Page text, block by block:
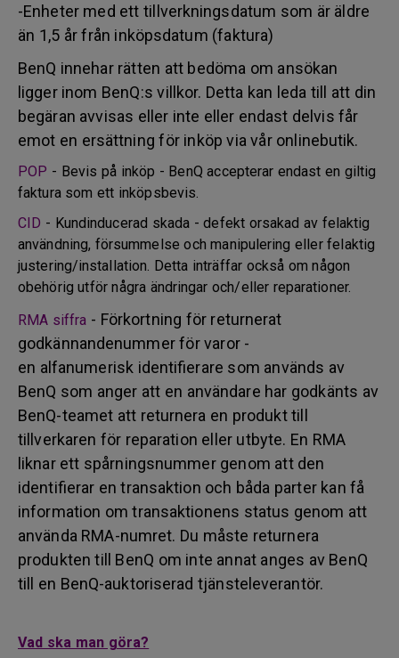
-Enheter med ett tillverkningsdatum som är äldre
än 1,5 år från inköpsdatum (faktura)
BenQ innehar rätten att bedöma om ansökan
ligger inom BenQ:s villkor. Detta kan leda till att din
begäran avvisas eller inte eller endast delvis får
emot en ersättning för inköp via vår onlinebutik.
POP - Bevis på inköp - BenQ accepterar endast en giltig
faktura som ett inköpsbevis.
CID - Kundinducerad skada - defekt orsakad av felaktig
användning, försummelse och manipulering eller felaktig
justering/installation. Detta inträffar också om någon
obehörig utför några ändringar och/eller reparationer.
RMA siffra - Förkortning för returnerat
godkännandenummer för varor -
en alfanumerisk identifierare som används av
BenQ som anger att en användare har godkänts av
BenQ-teamet att returnera en produkt till
tillverkaren för reparation eller utbyte. En RMA
liknar ett spårningsnummer genom att den
identifierar en transaktion och båda parter kan få
information om transaktionens status genom att
använda RMA-numret. Du måste returnera
produkten till BenQ om inte annat anges av BenQ
till en BenQ-auktoriserad tjänsteleverantör.
Vad ska man göra?